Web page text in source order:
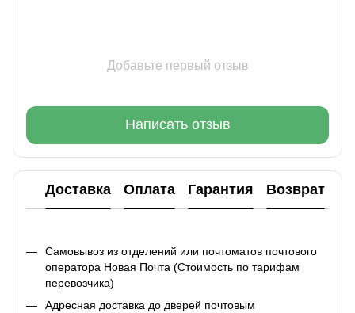
Добавьте первый отзыв
Написать отзыв
Доставка Оплата Гарантия Возврат
Самовывоз из отделений или почтоматов почтового
оператора Новая Почта (Стоимость по тарифам
перевозчика)
Адресная доставка до дверей почтовым